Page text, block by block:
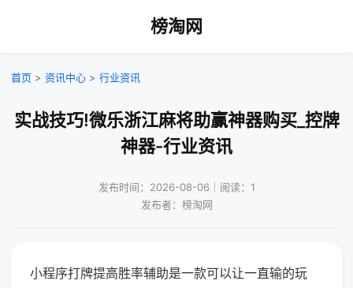
榜淘网
首页 > 资讯中心 > 行业资讯
实战技巧!微乐浙江麻将助赢神器购买_控牌
神器-行业资讯
发布时间：2026-08-06｜阅读：1
发布者：榜淘网
小程序打牌提高胜率辅助是一款可以让一直输的玩